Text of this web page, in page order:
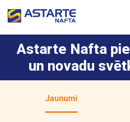
Akcijas
Uzpildes stacijas
Astarte Nafta
un novadu
Jaunumi